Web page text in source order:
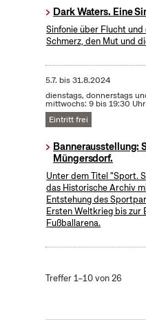
Dark Waters. Eine
Sinfonie über Flucht
Schmerz, den Mut und
5.7. bis31.8.2024
dienstags, donnerstags
mittwochs: 9 bis 19:30 Uhr
Eintritt frei
Bannerausstellung:
Müngersdorf.
Unter dem Titel "Sport.
das Historische Archiv
Entstehung des
Ersten Weltkrieg bis zur
Fußballarena.
Treffer 1–10 von 26